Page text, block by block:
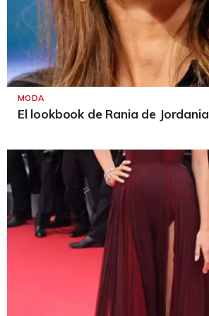
MODA
El lookbook de Rania de Jordania